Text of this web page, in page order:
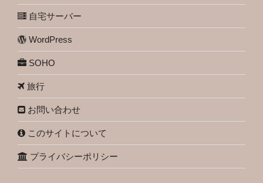
自宅サーバー
WordPress
SOHO
旅行
お問い合わせ
このサイトについて
プライバシーポリシー